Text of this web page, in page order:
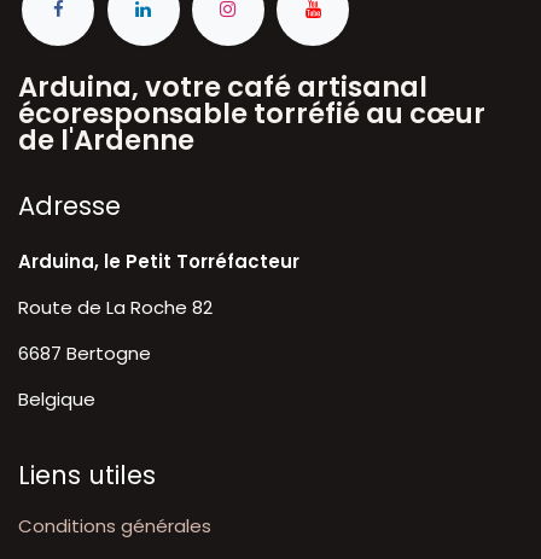
Arduina, votre café artisanal
écoresponsable torréfié au cœur
de l'Ardenne
A​dresse
Arduina, le Petit Torréfacteur
Route de La Roche 82
6687 Bertogne
Belgique
Liens utiles
Conditions générales